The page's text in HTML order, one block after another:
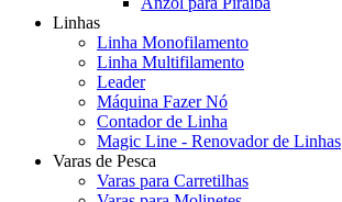
Linhas
Linha Monofilamento
Linha Multifilamento
Leader
Máquina Fazer Nó
Contador de Linha
Magic Line - Renovador de Linhas
Varas de Pesca
Varas para Carretilhas